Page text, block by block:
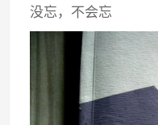
没忘，不会忘